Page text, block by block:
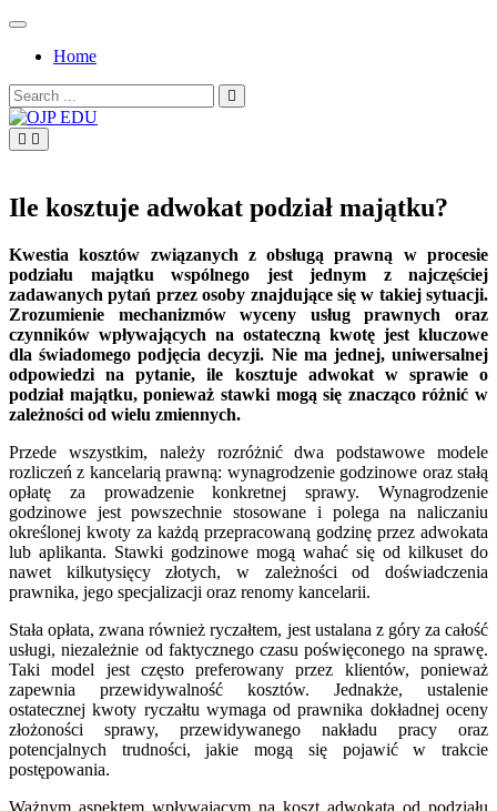
Skip
contentHome
Search
for:
Ile kosztuje adwokat podział majątku?
Kwestia kosztów związanych z obsługą prawną w procesie
podziału majątku wspólnego jest jednym z najczęściej
zadawanych pytań przez osoby znajdujące się w takiej sytuacji.
Zrozumienie mechanizmów wyceny usług prawnych oraz
czynników wpływających na ostateczną kwotę jest kluczowe
dla świadomego podjęcia decyzji. Nie ma jednej, uniwersalnej
odpowiedzi na pytanie, ile kosztuje adwokat w sprawie o
podział majątku, ponieważ stawki mogą się znacząco różnić w
zależności od wielu zmiennych.
Przede wszystkim, należy rozróżnić dwa podstawowe modele
rozliczeń z kancelarią prawną: wynagrodzenie godzinowe oraz stałą
opłatę za prowadzenie konkretnej sprawy. Wynagrodzenie
godzinowe jest powszechnie stosowane i polega na naliczaniu
określonej kwoty za każdą przepracowaną godzinę przez adwokata
lub aplikanta. Stawki godzinowe mogą wahać się od kilkuset do
nawet kilkutysięcy złotych, w zależności od doświadczenia
prawnika, jego specjalizacji oraz renomy kancelarii.
Stała opłata, zwana również ryczałtem, jest ustalana z góry za całość
usługi, niezależnie od faktycznego czasu poświęconego na sprawę.
Taki model jest często preferowany przez klientów, ponieważ
zapewnia przewidywalność kosztów. Jednakże, ustalenie
ostatecznej kwoty ryczałtu wymaga od prawnika dokładnej oceny
złożoności sprawy, przewidywanego nakładu pracy oraz
potencjalnych trudności, jakie mogą się pojawić w trakcie
postępowania.
Ważnym aspektem wpływającym na koszt adwokata od podziału